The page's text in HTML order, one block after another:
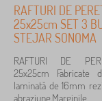
RAFTURI DE
25x25cm SET 3
STEJAR SONOMA
RAFTURI DE
25x25cm Fabricate
laminată de 16mm